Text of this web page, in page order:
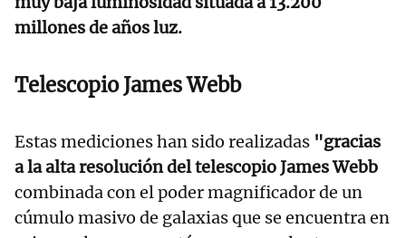
millones de años luz.
Telescopio James Webb
Estas mediciones han sido realizadas "gracias
a la alta resolución del telescopio James Webb
combinada con el poder magnificador de un
cúmulo masivo de galaxias que se encuentra en